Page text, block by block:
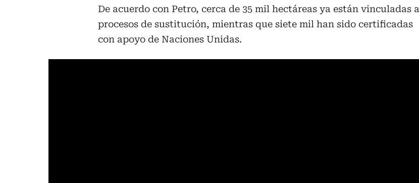
De acuerdo con Petro, cerca de 35 mil hectáreas ya están vinculadas a
procesos de sustitución, mientras que siete mil han sido certificadas
con apoyo de Naciones Unidas.